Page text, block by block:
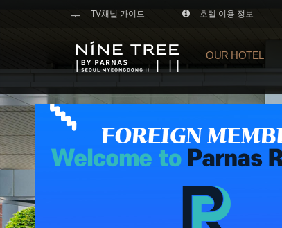
TV채널 가이드 호텔 이용 정보
OUR HOTEL